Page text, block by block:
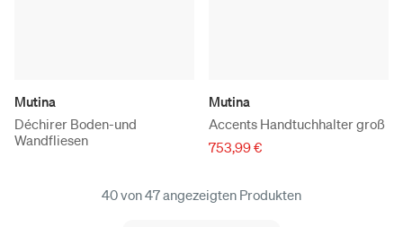
Mutina
Déchirer Boden-und
Wandfliesen
Mutina
Accents Handtuchhalter groß
753,99 €
40 von 47 angezeigten Produkten